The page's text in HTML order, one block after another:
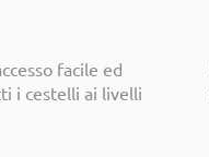
facile ed
i cestelli ai livelli